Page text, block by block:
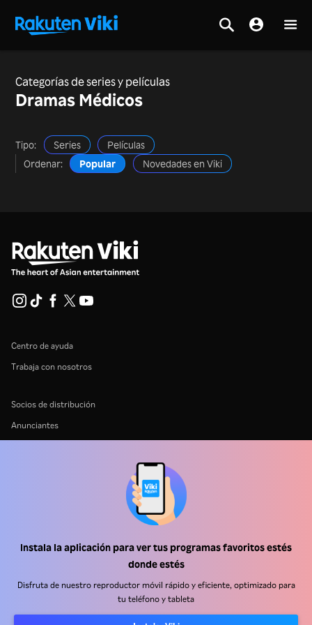
Instala la aplicación para ver tus programas favoritos estés
donde estés
Disfruta de nuestro reproductor móvil rápido y eficiente, optimizado para
tu teléfono y tableta
Categorías de series y películas
Dramas Médicos
Tipo: Series
Películas
Ordenar:
Popular Novedades en Viki
Centro de ayuda
Trabaja con nosotros
Socios de distribución
Anunciantes
Política de cookies y tecnologías de seguimiento
Política de derechos de autor